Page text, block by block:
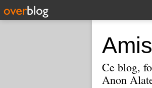
Ce blog,
Anon